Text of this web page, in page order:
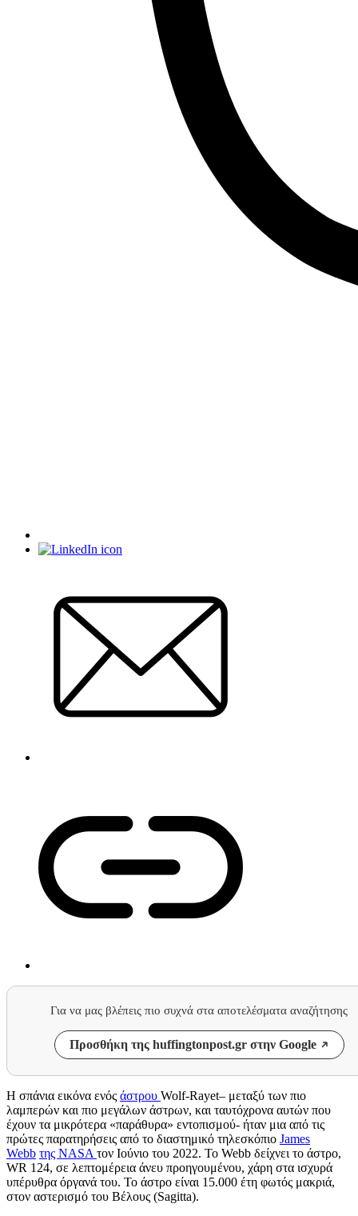
Για να μας βλέπεις πιο συχνά στα αποτελέσματα αναζήτησης
Προσθήκη της huffingtonpost.gr στην Google
Η σπάνια εικόνα ενός άστρου Wolf-Rayet– μεταξύ των πιο
λαμπερών και πιο μεγάλων άστρων, και ταυτόχρονα αυτών που
έχουν τα μικρότερα «παράθυρα» εντοπισμού- ήταν μια από τις
πρώτες παρατηρήσεις από το διαστημικό τηλεσκόπιο James
Webb της NASA τον Ιούνιο του 2022. Το Webb δείχνει το άστρο,
WR 124, σε λεπτομέρεια άνευ προηγουμένου, χάρη στα ισχυρά
υπέρυθρα όργανά του. Το άστρο είναι 15.000 έτη φωτός μακριά,
στον αστερισμό του Βέλους (Sagitta).